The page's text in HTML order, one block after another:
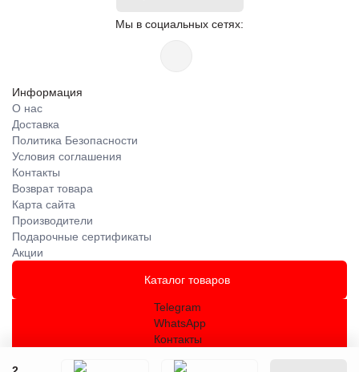
Мы в социальных сетях:
Информация
О нас
Доставка
Политика Безопасности
Условия соглашения
Контакты
Возврат товара
Карта сайта
Производители
Подарочные сертификаты
Акции
Каталог товаров
Telegram
WhatsApp
Контакты